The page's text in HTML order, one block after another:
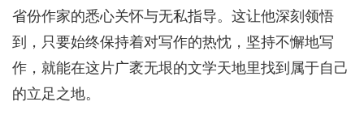
省份作家的悉心关怀与无私指导。这让他深刻领悟
到，只要始终保持着对写作的热忱，坚持不懈地写
作，就能在这片广袤无垠的文学天地里找到属于自己
的立足之地。